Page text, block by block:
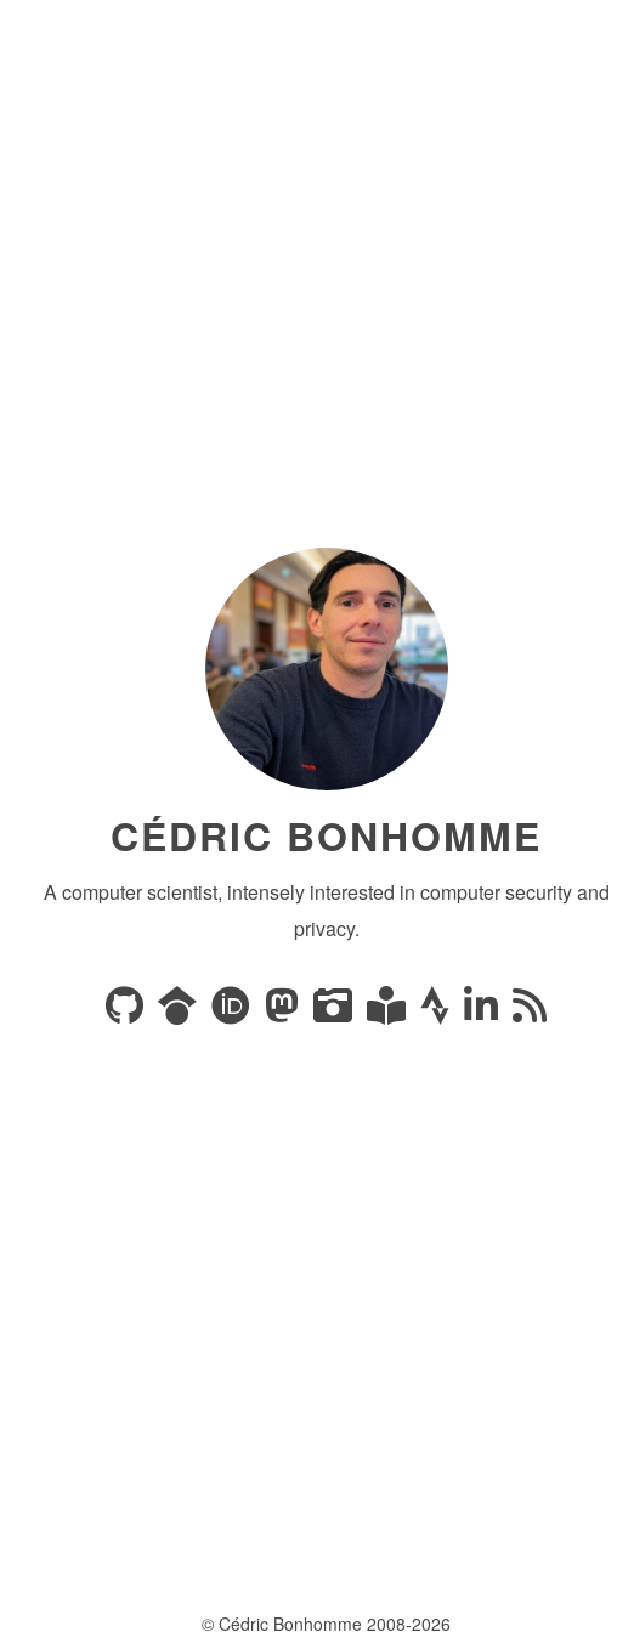
CÉDRIC BONHOMME
A computer scientist, intensely interested in computer security and
privacy.
© Cédric Bonhomme 2008-2026